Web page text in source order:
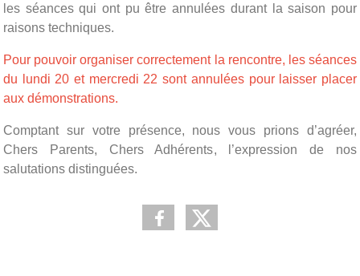
les séances qui ont pu être annulées durant la saison pour
raisons techniques.
Pour pouvoir organiser correctement la rencontre, les séances
du lundi 20 et mercredi 22 sont annulées pour laisser placer
aux démonstrations.
Comptant sur votre présence, nous vous prions d’agréer,
Chers Parents, Chers Adhérents, l’expression de nos
salutations distinguées.